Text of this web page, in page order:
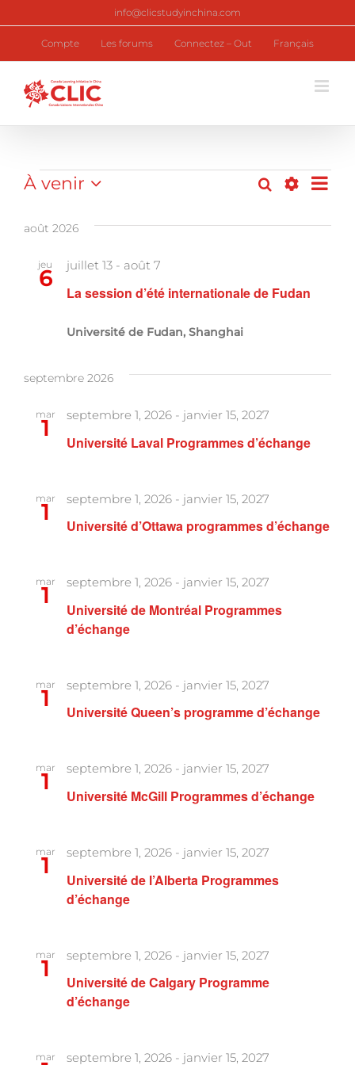
info@clicstudyinchina.com
Compte Les forums Connectez – Out Français
Programmes
et
de
Recherche
Filtres
Liste
À venir
une
date.
août 2026
jeu
6
La session d’été internationale de Fudan
juillet 13 - août 7
Université de Fudan, Shanghai
septembre 2026
mar
1
Université Laval Programmes d’échange
septembre 1, 2026 - janvier 15, 2027
mar
1
Université d’Ottawa programmes d’échange
septembre 1, 2026 - janvier 15, 2027
mar
1
Université de Montréal Programmes
d’échange
septembre 1, 2026 - janvier 15, 2027
mar
1
Université Queen’s programme d’échange
septembre 1, 2026 - janvier 15, 2027
mar
1
Université McGill Programmes d’échange
septembre 1, 2026 - janvier 15, 2027
mar
1
Université de l’Alberta Programmes
d’échange
septembre 1, 2026 - janvier 15, 2027
mar
1
Université de Calgary Programme
d’échange
septembre 1, 2026 - janvier 15, 2027
mar septembre 1, 2026 - janvier 15, 2027